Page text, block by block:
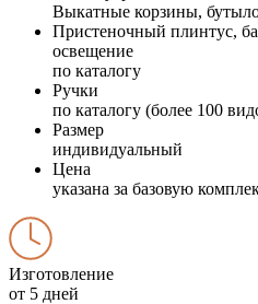
Выкатные корзины,
Пристеночный плинтус,
освещение
по каталогу
Ручки
по каталогу (более 100
Размер
индивидуальный
Цена
указана за базовую
Изготовление
от 5 дней